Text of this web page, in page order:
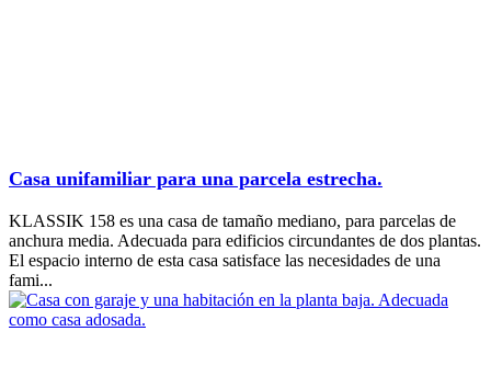
Casa unifamiliar para una parcela estrecha.
KLASSIK 158 es una casa de tamaño mediano, para parcelas de
anchura media. Adecuada para edificios circundantes de dos plantas.
El espacio interno de esta casa satisface las necesidades de una
fami...